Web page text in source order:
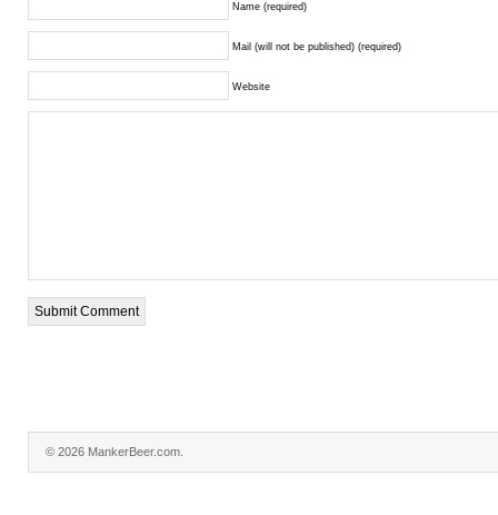
Name (required)
Mail (will not be published) (required)
Website
© 2026 MankerBeer.com.